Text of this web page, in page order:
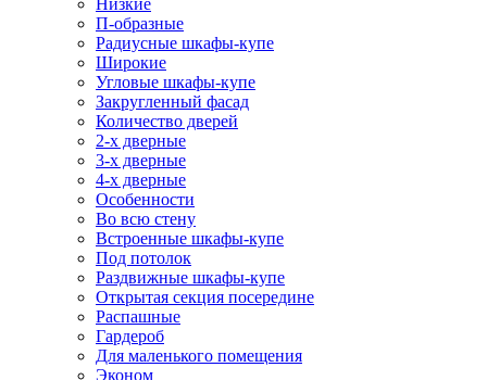
Низкие
П-образные
Радиусные шкафы-купе
Широкие
Угловые шкафы-купе
Закругленный фасад
Количество дверей
2-х дверные
3-х дверные
4-х дверные
Особенности
Во всю стену
Встроенные шкафы-купе
Под потолок
Раздвижные шкафы-купе
Открытая секция посередине
Распашные
Гардероб
Для маленького помещения
Эконом